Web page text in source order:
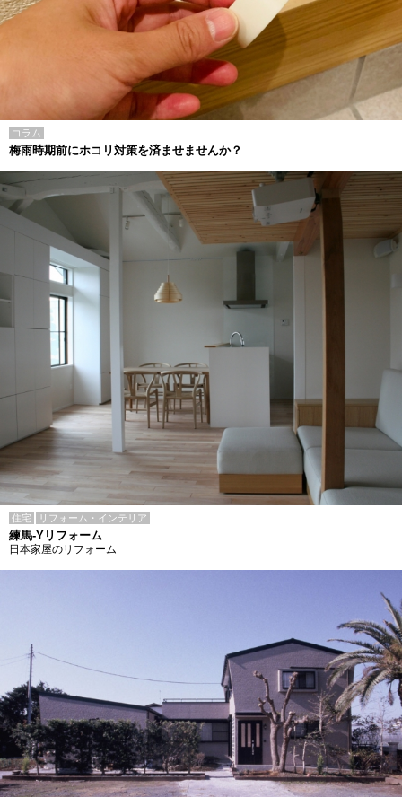
コラム
梅雨時期前にホコリ対策を済ませませんか？
住宅 リフォーム・インテリア
練馬-Yリフォーム
日本家屋のリフォーム